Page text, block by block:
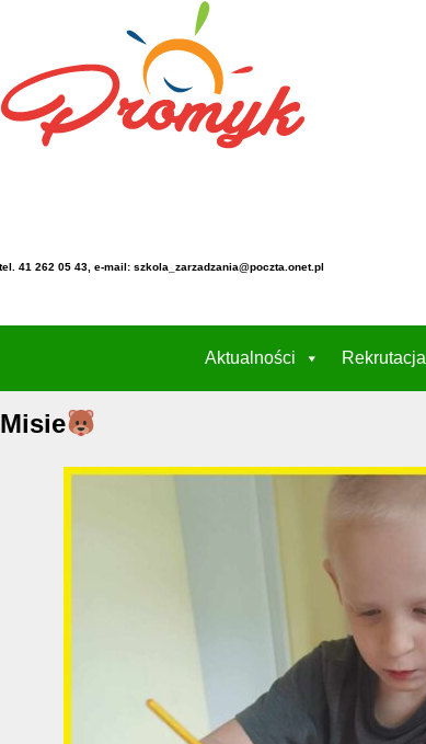
41 262 05 43, e-mail: szkola_zarzadzania@poczta.onet.pl
Aktualności Rekrutacja
Misie